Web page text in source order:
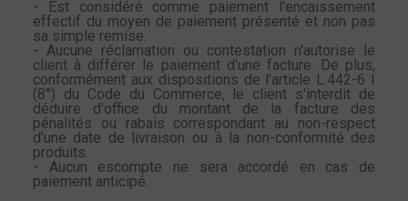
- Est considéré comme paiement l'encaissement
effectif du moyen de paiement présenté et non pas
sa simple remise.
- Aucune réclamation ou contestation n'autorise le
client à différer le paiement d'une facture. De plus,
conformément aux dispositions de l'article L.442-6 I
(8°) du Code du Commerce, le client s'interdit de
déduire d'office du montant de la facture des
pénalités ou rabais correspondant au non-respect
d'une date de livraison ou à la non-conformité des
produits.
- Aucun escompte ne sera accordé en cas de
paiement anticipé.